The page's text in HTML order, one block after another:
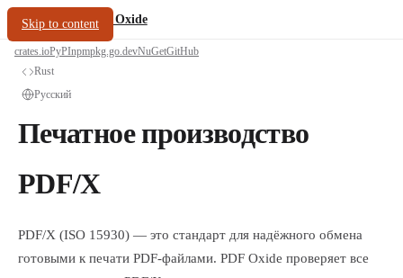
Skip to content
oxide.fyi/PDF Oxide
crates.ioPyPInpmpkg.go.devNuGetGitHub
Rust
Русский
Печатное производство
PDF/X
PDF/X (ISO 15930) — это стандарт для надёжного обмена
готовыми к печати PDF-файлами. PDF Oxide проверяет все